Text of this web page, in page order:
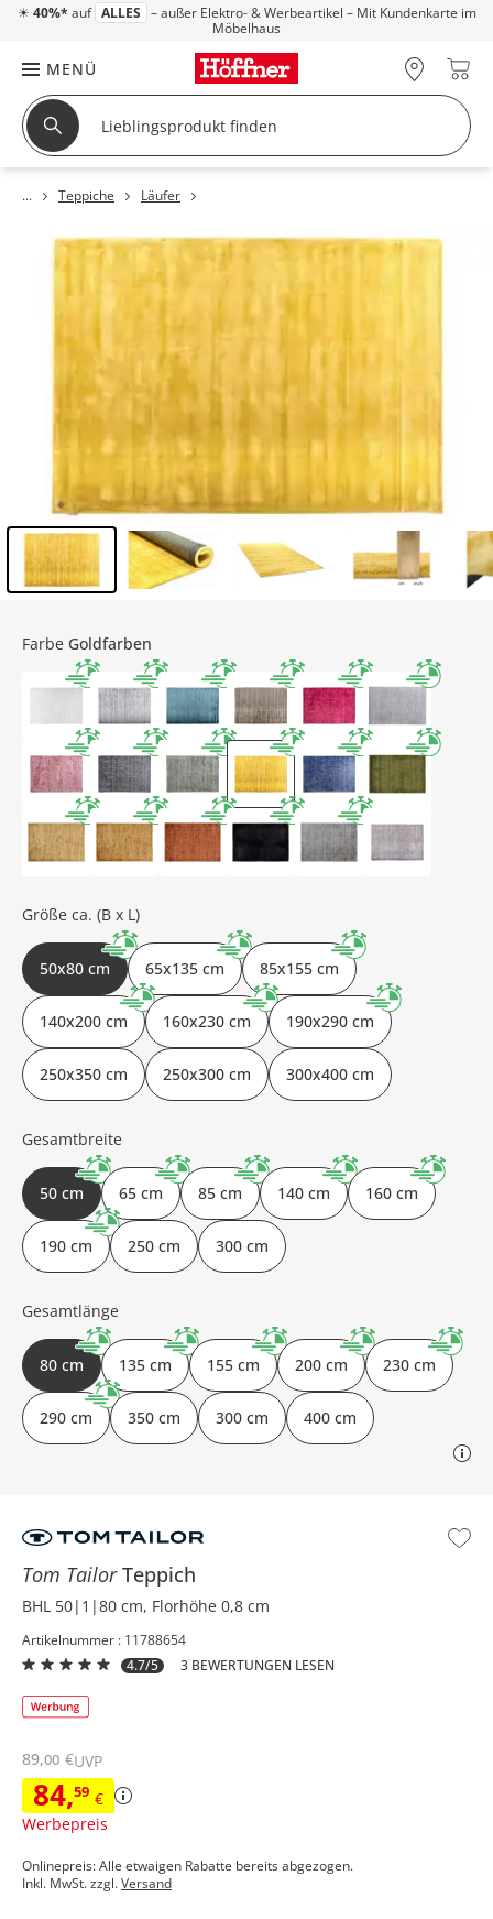
☀ 40%* auf ALLES – außer Elektro- & Werbeartikel – Mit Kundenkarte im
Möbelhaus
MENÜ
Teppiche Läufer
Tom TailorTeppich
BHL 50|1|80 cm, Florhöhe 0,8 cm
Artikelnummer : 11788654
4.7/5
3 BEWERTUNGEN LESEN
84,59 €
Werbepreis
89,00 €UVP
Onlinepreis: Alle etwaigen Rabatte bereits abgezogen.
Inkl. MwSt. zzgl.Versand
Farbe Goldfarben
Größe ca. (B x L)
50x80 cm 65x135 cm 85x155 cm
140x200 cm 160x230 cm 190x290 cm
250x350 cm 250x300 cm 300x400 cm
Gesamtbreite
50 cm 65 cm 85 cm 140 cm 160 cm
190 cm 250 cm 300 cm
Gesamtlänge
80 cm 135 cm 155 cm 200 cm 230 cm
290 cm 350 cm 300 cm 400 cm